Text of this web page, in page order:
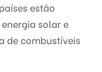
estão
solar e
de combustíveis